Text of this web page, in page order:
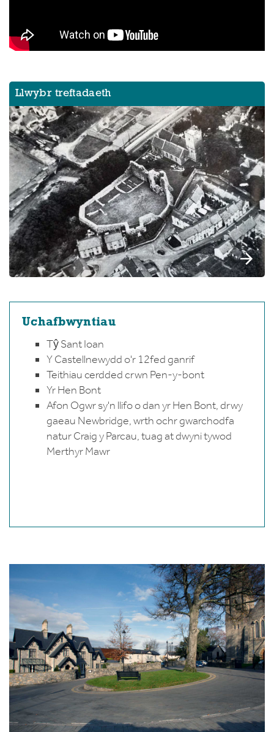
Llwybr treftadaeth
Uchafbwyntiau
Tŷ Sant Ioan
Y Castellnewydd o'r 12fed ganrif
Teithiau cerdded crwn Pen-y-bont
Yr Hen Bont
Afon Ogwr sy'n llifo o dan yr Hen Bont, drwy
gaeau Newbridge, wrth ochr gwarchodfa
natur Craig y Parcau, tuag at dwyni tywod
Merthyr Mawr